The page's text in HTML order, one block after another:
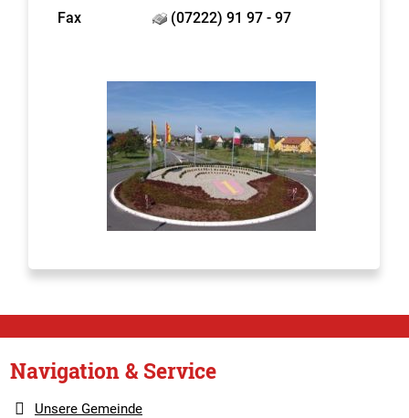
Fax
(07222) 91 97 - 97
Navigation & Service
Unsere Gemeinde